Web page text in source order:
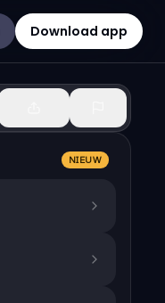
Download app
NIEUW